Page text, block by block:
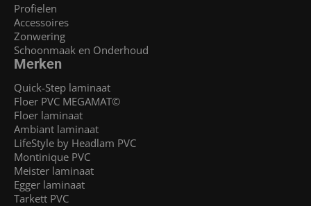
Profielen
Accessoires
Zonwering
Schoonmaak en Onderhoud
Merken
Quick-Step laminaat
Floer PVC MEGAMAT©
Floer laminaat
Ambiant laminaat
LifeStyle by Headlam PVC
Montinique PVC
Meister laminaat
Egger laminaat
Tarkett PVC